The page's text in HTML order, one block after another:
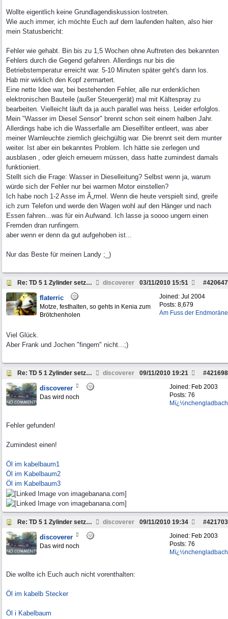
Wollte eigentlich keine Grundlagendiskussion lostreten.
Wie auch immer, ich möchte Euch auf dem laufenden halten, also hier
mein Statusbericht:
Fehler wie gehabt. Bin bis zu 1,5 Wochen ohne Auftreten des bekannten
Fehlers durch die Gegend gefahren. Allerdings nur bis die
Betriebstemperatur erreicht war. 5-10 Minuten später geht's dann los.
Hab mir wirklich den Kopf zermartert.
Eine nette Idee war, bei bestehenden Fehler, alle nur erdenklichen
elektronischen Bauteile (außer Steuergerät) mal mit Kältespray zu
bearbeiten. Vielleicht läuft da ja auch parallel was heiss. Leider erfolglos.
Mein "Wasser im Diesel Sensor" brennt schon seit einem halben Jahr.
Allerdings habe ich die Wasserfalle am Dieselfilter entleert, was aber
meiner Warnleuchte ziemlich gleichgültig war. Die brennt seit dem munter
weiter. Ist aber ein bekanntes Problem. Ich hätte sie zerlegen und
ausblasen , oder gleich erneuern müssen, dass hatte zumindest damals
funktioniert.
Stellt sich die Frage: Wasser in Dieselleitung? Selbst wenn ja, warum
würde sich der Fehler nur bei warmen Motor einstellen?
Ich habe noch 1-2 Asse im Ã„rmel. Wenn die heute verspielt sind, greife
ich zum Telefon und werde den Wagen wohl auf den Hänger und nach
Essen fahren...was für ein Aufwand. Ich lasse ja soooo ungern einen
Fremden dran runfingern.
aber wenn er denn da gut aufgehoben ist...
Nur das Beste für meinen Landy ;_)
Re: TD 5 1 Zylinder setzt aus. Why? discoverer #420647
03/11/2010 15:51
Joined: Jul 2004
Posts: 8,679
Am Fuss der Endmoräne
flaterric
Motze, festhalten, so gehts in Kenia zum
Brötchenholen
Viel Glück.
Aber Frank und Jochen "fingern" nicht...;)
Re: TD 5 1 Zylinder setzt aus. Why? discoverer #421698
09/11/2010 19:21
Joined: Feb 2003
Posts: 76
Mï¿½nchengladbach
discoverer
Das wird noch
Fehler gefunden!
Zumindest einen!
Öl im kabelbaum1
Öl im Kabelbaum2
Öl im Kabelbaum3
Re: TD 5 1 Zylinder setzt aus. Why? discoverer #421703
09/11/2010 19:34
Joined: Feb 2003
Posts: 76
Mï¿½nchengladbach
discoverer
Das wird noch
Die wollte ich Euch auch nicht vorenthalten:
Öl im kabelb Stecker
Öl i Kabelbaum